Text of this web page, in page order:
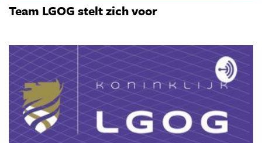
Team LGOG stelt zich voor